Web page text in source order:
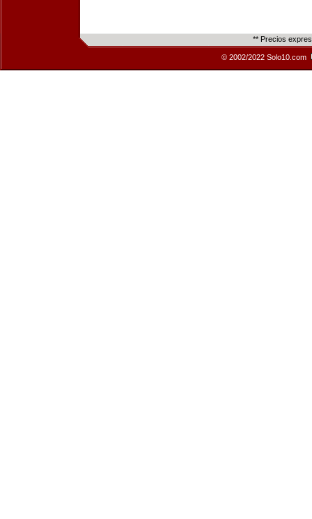
** Precios
© 2002/2022 Solo10.com